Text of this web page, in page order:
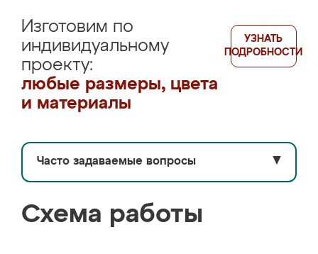
Изготовим по
индивидуальному
проекту:
любые размеры, цвета
и материалы
УЗНАТЬ
ПОДРОБНОСТИ
Часто задаваемые вопросы ▼
Схема работы